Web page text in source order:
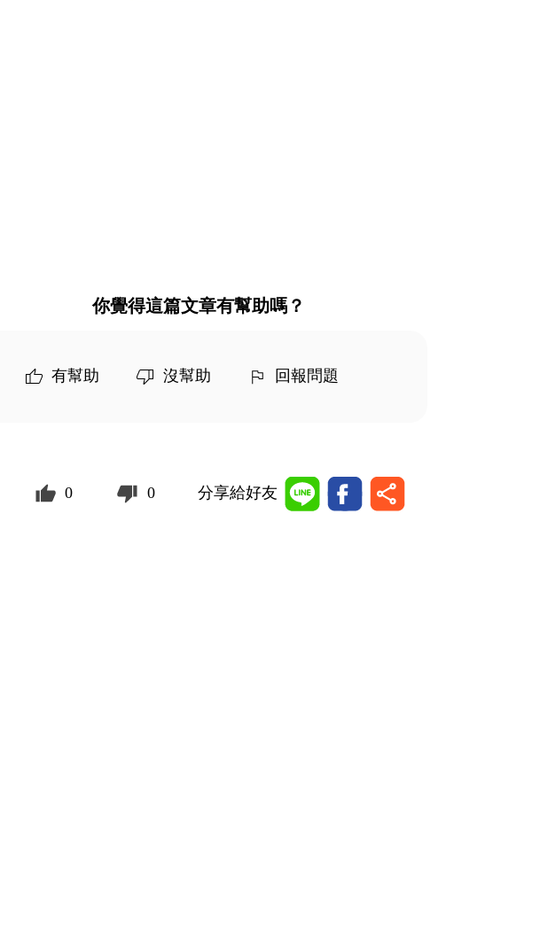
你覺得這篇文章有幫助嗎？
有幫助 沒幫助 回報問題
0 0 分享給好友